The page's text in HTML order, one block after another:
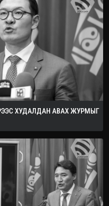
ХУДАЛДАН АВАХ ЖУРМЫГ